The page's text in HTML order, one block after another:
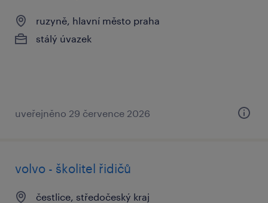
ruzyně, hlavní město praha
stálý úvazek
uveřejněno 29 července 2026
volvo - školitel řidičů
čestlice, středočeský kraj